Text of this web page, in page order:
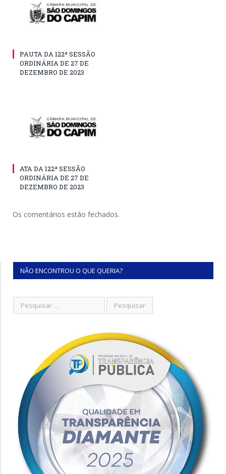
PAUTA DA 122ª SESSÃO
ORDINÁRIA DE 27 DE
DEZEMBRO DE 2023
ATA DA 122ª SESSÃO
ORDINÁRIA DE 27 DE
DEZEMBRO DE 2023
Os comentários estão fechados.
NÃO ENCONTROU O QUE QUERIA?